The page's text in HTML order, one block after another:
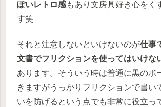
ぽいレトロ感もあり文房具好き心をく
す笑
それと注意しないといけないのが仕事
文書でフリクションを使ってはいけな
あります。そういう時は普通に黒のボ
きますがうっかりフリクションで書い
いを防げるという点でも非常に役立っ